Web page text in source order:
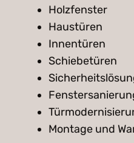
Holzfenster
Haustüren
Innentüren
Schiebetüren
Montage und